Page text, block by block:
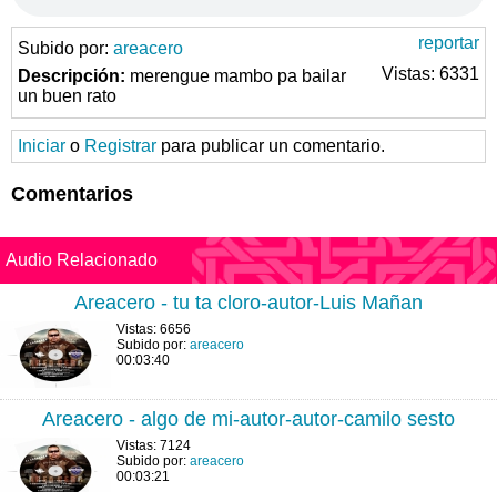
Subido por: areacero
Descripción: merengue mambo pa bailar
un buen rato
reportar
Vistas: 6331
Iniciar o Registrar para publicar un comentario.
Comentarios
Audio Relacionado
Areacero - tu ta cloro-autor-Luis Mañan
Vistas: 6656
Subido por: areacero
00:03:40
Areacero - algo de mi-autor-autor-camilo sesto
Vistas: 7124
Subido por: areacero
00:03:21